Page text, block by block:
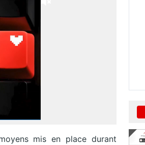
mis en place durant